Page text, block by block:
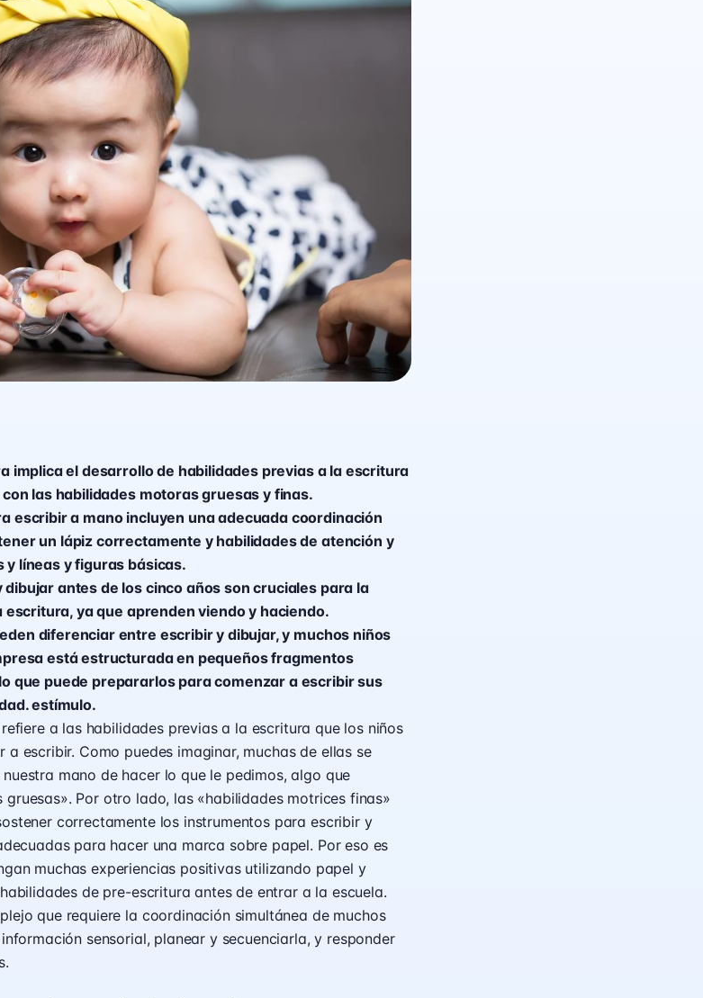
implica el desarrollo de habilidades previas a la escritura
las habilidades motoras gruesas y finas.
escribir a mano incluyen una adecuada coordinación
un lápiz correctamente y habilidades de atención y
líneas y figuras básicas.
antes de los cinco años son cruciales para la
ya que aprenden viendo y haciendo.
diferenciar entre escribir y dibujar, y muchos niños
está estructurada en pequeños fragmentos
que puede prepararlos para comenzar a escribir sus
estímulo.
a las habilidades previas a la escritura que los niños
escribir. Como puedes imaginar, muchas de ellas se
mano de hacer lo que le pedimos, algo que
Por otro lado, las «habilidades motrices finas»
correctamente los instrumentos para escribir y
para hacer una marca sobre papel. Por eso es
muchas experiencias positivas utilizando papel y
de pre-escritura antes de entrar a la escuela.
que requiere la coordinación simultánea de muchos
sensorial, planear y secuenciarla, y responder